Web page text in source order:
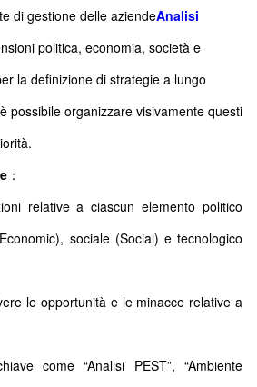
di gestione delle aziendeAnalisi
politica, economia, società e
la definizione di strategie a lungo
possibile organizzare visivamente questi
：
relative a ciascun elemento politico
sociale (Social) e tecnologico
le opportunità e le minacce relative a
come “Analisi PEST”, “Ambiente